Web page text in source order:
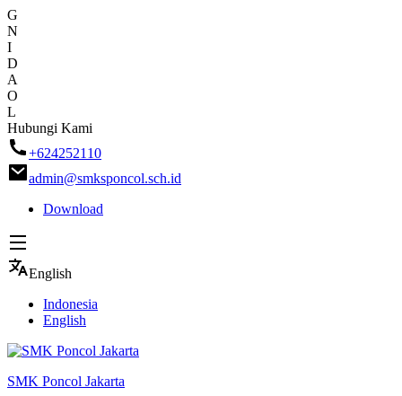
G
N
I
D
A
O
L
Skip
to
content
Hubungi Kami
+624252110
admin@smksponcol.sch.id
Download
English
Indonesia
English
SMK Poncol Jakarta